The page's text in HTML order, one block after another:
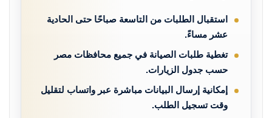
استقبال الطلبات من التاسعة صباحًا حتى الحادية
عشر مساءً.
تغطية طلبات الصيانة في جميع محافظات مصر
حسب جدول الزيارات.
إمكانية إرسال البيانات مباشرة عبر واتساب لتقليل
وقت تسجيل الطلب.